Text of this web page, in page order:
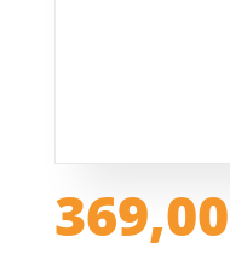
369,00